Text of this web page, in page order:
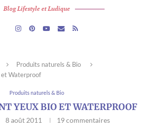
Blog Lifestyle et Ludique
Produits naturels & Bio
et Waterproof
Produits naturels & Bio
YEUX BIO ET WATERPROOF
8 août 2011 19 commentaires